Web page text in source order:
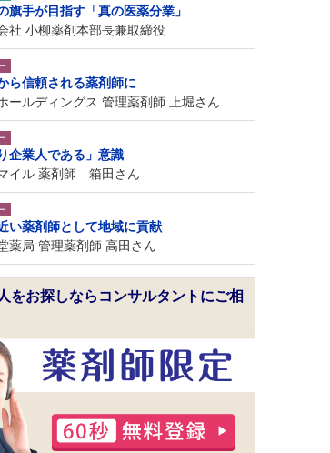
旗手が目指す「真の医薬分業」
社 小柳薬剤本部長兼取締役
ら信頼される薬剤師に
ールディングス 管理薬剤師 上堀さん
企業人である」意識
イル 薬剤師 箱田さん
い薬剤師として地域に貢献
薬局 管理薬剤師 高田さん
をお探しならコンサルタントにご相